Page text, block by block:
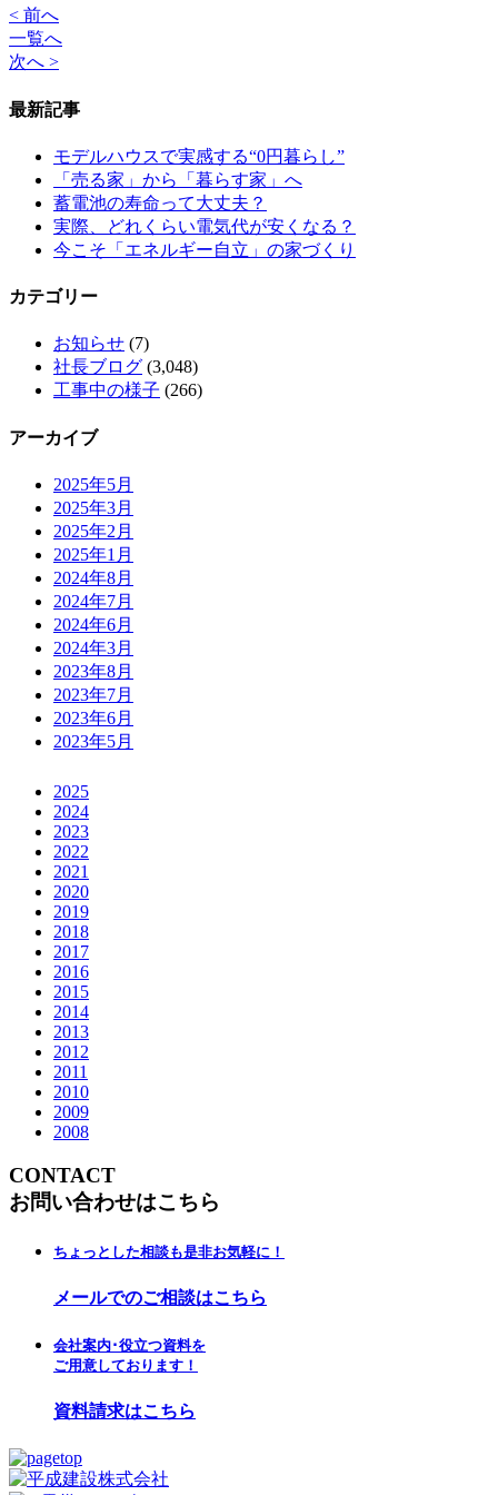
< 前へ
一覧へ
次へ >
最新記事
モデルハウスで実感する“0円暮らし”
「売る家」から「暮らす家」へ
蓄電池の寿命って大丈夫？
実際、どれくらい電気代が安くなる？
今こそ「エネルギー自立」の家づくり
カテゴリー
お知らせ (7)
社長ブログ (3,048)
工事中の様子 (266)
アーカイブ
2025年5月
2025年3月
2025年2月
2025年1月
2024年8月
2024年7月
2024年6月
2024年3月
2023年8月
2023年7月
2023年6月
2023年5月
2025
2024
2023
2022
2021
2020
2019
2018
2017
2016
2015
2014
2013
2012
2011
2010
2009
2008
CONTACT
お問い合わせはこちら
ちょっとした相談も是非お気軽に！
メールでのご相談はこちら
会社案内･役立つ資料を
ご用意しております！
資料請求はこちら